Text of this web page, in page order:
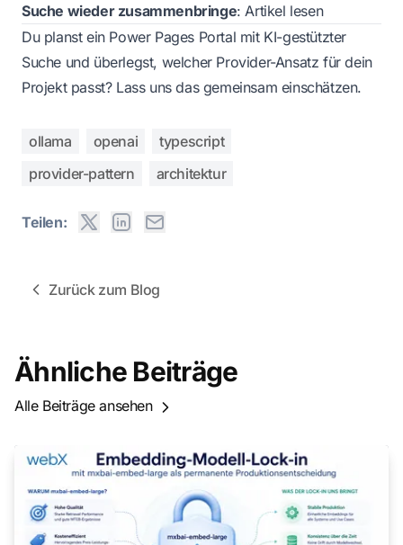
Suche wieder zusammenbringe: Artikel lesen
Du planst ein Power Pages Portal mit KI-gestützter
Suche und überlegst, welcher Provider-Ansatz für dein
Projekt passt? Lass uns das gemeinsam einschätzen.
ollama openai
typescript
provider-pattern
architektur
Teilen:
Zurück zum Blog
Ähnliche Beiträge
Alle Beiträge ansehen